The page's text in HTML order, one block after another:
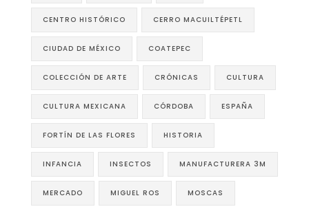
CENTRO HISTÓRICO CERRO MACUILTÉPETL
CIUDAD DE MÉXICO COATEPEC
COLECCIÓN DE ARTE CRÓNICAS CULTURA
CULTURA MEXICANA CÓRDOBA ESPAÑA
FORTÍN DE LAS FLORES HISTORIA
INFANCIA INSECTOS MANUFACTURERA 3M
MERCADO MIGUEL ROS MOSCAS